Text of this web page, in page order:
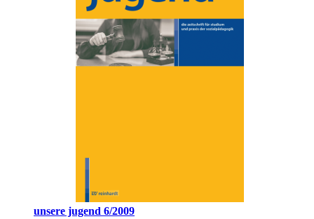
unsere jugend 6/2009